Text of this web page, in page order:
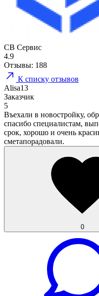
СВ Сервис
4.9
Отзывы: 188
К списку отзывов
Alisa13
Заказчик
5
Въехали в новостройку,
спасибо специалистам,
срок, хорошо и очень
сметапорадовали.
0